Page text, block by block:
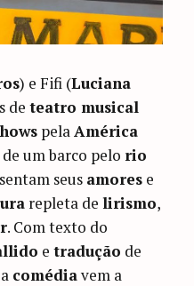
) e Fifi (Luciana
deteatro musical
pelaAmérica
um barco pelo rio
seus amores e
repleta delirismo,
. Com texto do
etradução de
comédiavem a